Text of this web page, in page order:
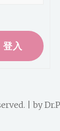
登入
| by